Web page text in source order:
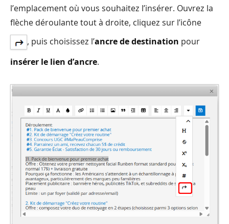
l’emplacement où vous souhaitez l’insérer. Ouvrez la
flèche déroulante tout à droite, cliquez sur l’icône
, puis choisissez l’ancre de destination pour
insérer le lien d’ancre.